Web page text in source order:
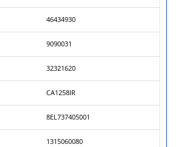
46434930
9090031
32321620
CA1258IR
8EL737405001
1315060080